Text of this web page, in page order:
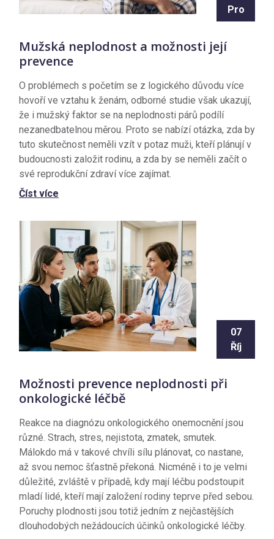
Pro
Mužská neplodnost a možnosti její
prevence
O problémech s početím se z logického důvodu více
hovoří ve vztahu k ženám, odborné studie však ukazují,
že i mužský faktor se na neplodnosti párů podílí
nezanedbatelnou měrou. Proto se nabízí otázka, zda by
tuto skutečnost neměli vzít v potaz muži, kteří plánují v
budoucnosti založit rodinu, a zda by se neměli začít o
své reprodukční zdraví více zajímat.
Číst více
07
Říj
Možnosti prevence neplodnosti při
onkologické léčbě
Reakce na diagnózu onkologického onemocnění jsou
různé. Strach, stres, nejistota, zmatek, smutek.
Málokdo má v takové chvíli sílu plánovat, co nastane,
až svou nemoc šťastně překoná. Nicméně i to je velmi
důležité, zvláště v případě, kdy mají léčbu podstoupit
mladí lidé, kteří mají založení rodiny teprve před sebou.
Poruchy plodnosti jsou totiž jedním z nejčastějších
dlouhodobých nežádoucích účinků onkologické léčby.